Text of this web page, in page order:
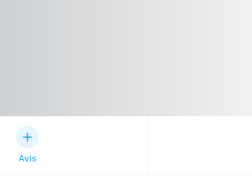
Avis